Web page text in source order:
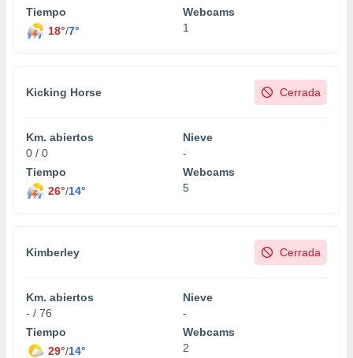
Tiempo
18°/7°
Webcams
1
Kicking Horse Cerrada
Km. abiertos
0 / 0
Nieve
-
Tiempo
26°/14°
Webcams
5
Kimberley Cerrada
Km. abiertos
- / 76
Nieve
-
Tiempo
29°/14°
Webcams
2